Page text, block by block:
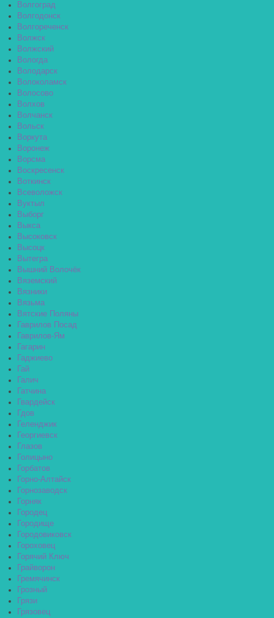
Волгоград
Волгодонск
Волгореченск
Волжск
Волжский
Вологда
Володарск
Волоколамск
Волосово
Волхов
Волчанск
Вольск
Воркута
Воронеж
Ворсма
Воскресенск
Воткинск
Всеволожск
Вуктыл
Выборг
Выкса
Высоковск
Высоцк
Вытегра
Вышний Волочёк
Вяземский
Вязники
Вязьма
Вятские Поляны
Гаврилов Посад
Гаврилов-Ям
Гагарин
Гаджиево
Гай
Галич
Гатчина
Гвардейск
Гдов
Геленджик
Георгиевск
Глазов
Голицыно
Горбатов
Горно-Алтайск
Горнозаводск
Горняк
Городец
Городище
Городовиковск
Гороховец
Горячий Ключ
Грайворон
Гремячинск
Грозный
Грязи
Грязовец